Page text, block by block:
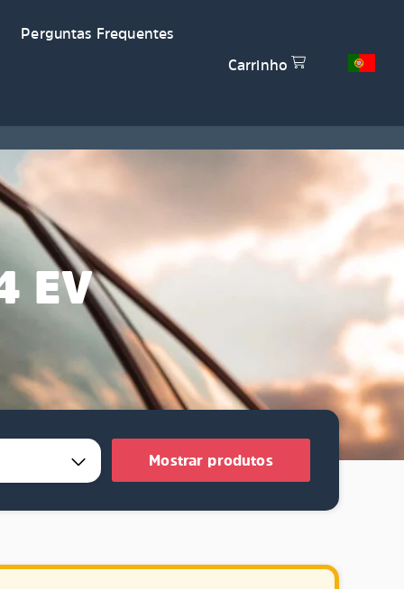
Perguntas Frequentes
Carrinho
EV
Mostrar produtos